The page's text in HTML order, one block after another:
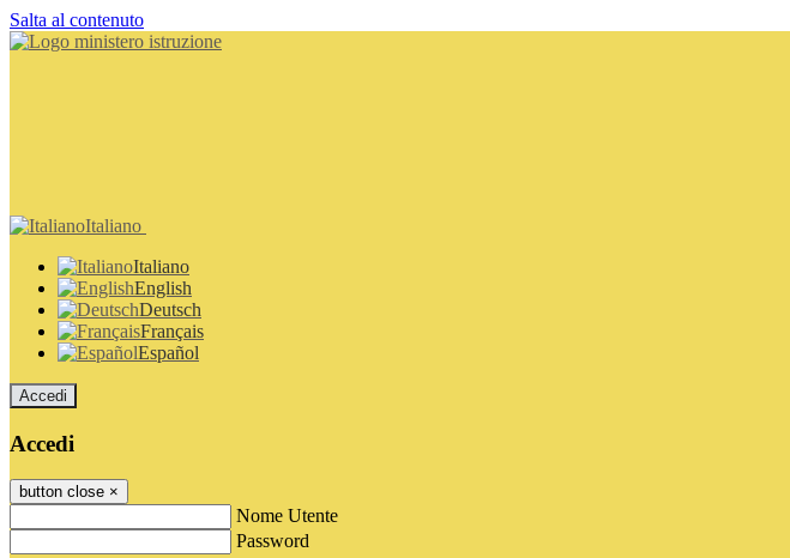
Salta al contenuto
Italiano
Italiano
English
Deutsch
Français
Español
Accedi
Accedi
button close ×
Nome Utente
Password